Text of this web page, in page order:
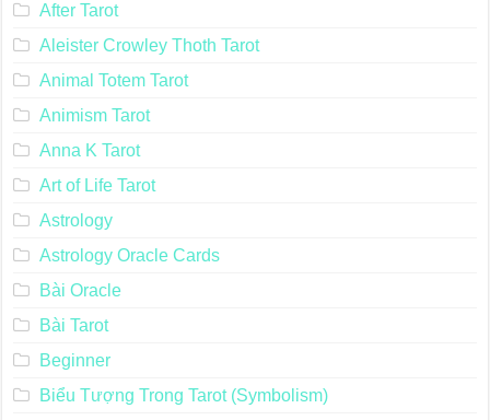
After Tarot
Aleister Crowley Thoth Tarot
Animal Totem Tarot
Animism Tarot
Anna K Tarot
Art of Life Tarot
Astrology
Astrology Oracle Cards
Bài Oracle
Bài Tarot
Beginner
Biểu Tượng Trong Tarot (Symbolism)